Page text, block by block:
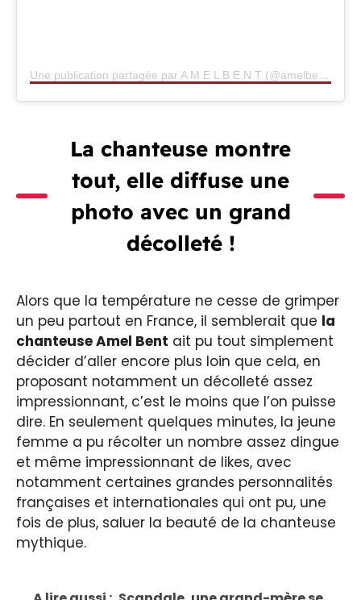
Une publication partagée par A M E L B E N T (@amelbent)
La chanteuse montre
tout, elle diffuse une
photo avec un grand
décolleté !
Alors que la température ne cesse de grimper
un peu partout en France, il semblerait que la
chanteuse Amel Bent ait pu tout simplement
décider d’aller encore plus loin que cela, en
proposant notamment un décolleté assez
impressionnant, c’est le moins que l’on puisse
dire. En seulement quelques minutes, la jeune
femme a pu récolter un nombre assez dingue
et même impressionnant de likes, avec
notamment certaines grandes personnalités
françaises et internationales qui ont pu, une
fois de plus, saluer la beauté de la chanteuse
mythique.